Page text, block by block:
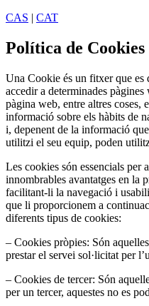
CAS | CAT
Política de Cookies
Una Cookie és un fitxer que es
accedir a determinades
pàgina web, entre altres coses,
informació sobre els hàbits de
i, depenent de la informació
utilitzi el seu equip, poden
Les cookies són essencials per
innombrables avantatges en la
facilitant-li la navegació i
que li proporcionem a
diferents tipus de cookies:
– Cookies pròpies: Són
prestar el servei sol·licitat per
– Cookies de tercer: Són
per un tercer, aquestes no es